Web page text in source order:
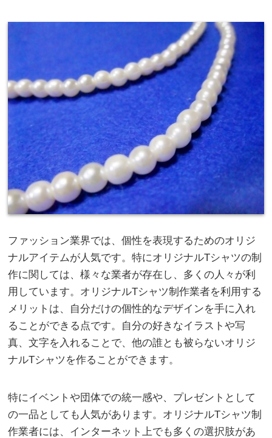
ファッション業界では、個性を表現するためのオリジ
ナルアイテムが人気です。特にオリジナルTシャツの制
作に関しては、様々な業者が存在し、多くの人々が利
用しています。オリジナルTシャツ制作業者を利用する
メリットは、自分だけの個性的なデザインを手に入れ
ることができる点です。自分の好きなイラストや写
真、文字を入れることで、他の誰とも被らないオリジ
ナルTシャツを作ることができます。
特にイベントや団体での統一感や、プレゼントとして
の一品としても人気があります。オリジナルTシャツ制
作業者には、インターネット上でも多くの選択肢があ